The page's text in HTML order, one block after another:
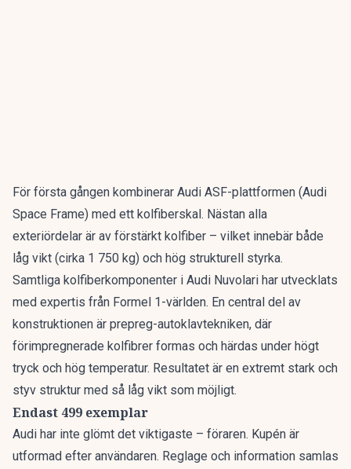
För första gången kombinerar Audi ASF-plattformen (Audi
Space Frame) med ett kolfiberskal. Nästan alla
exteriördelar är av förstärkt kolfiber – vilket innebär både
låg vikt (cirka 1 750 kg) och hög strukturell styrka.
Samtliga kolfiberkomponenter i Audi Nuvolari har utvecklats
med expertis från Formel 1-världen. En central del av
konstruktionen är prepreg-autoklavtekniken, där
förimpregnerade kolfibrer formas och härdas under högt
tryck och hög temperatur. Resultatet är en extremt stark och
styv struktur med så låg vikt som möjligt.
Endast 499 exemplar
Audi har inte glömt det viktigaste – föraren. Kupén är
utformad efter användaren. Reglage och information samlas